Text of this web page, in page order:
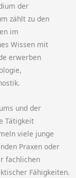
der
zählt zu den
im
Wissen mit
erwerben
und der
Tätigkeit
viele junge
Praxen oder
fachlichen
Fähigkeiten.